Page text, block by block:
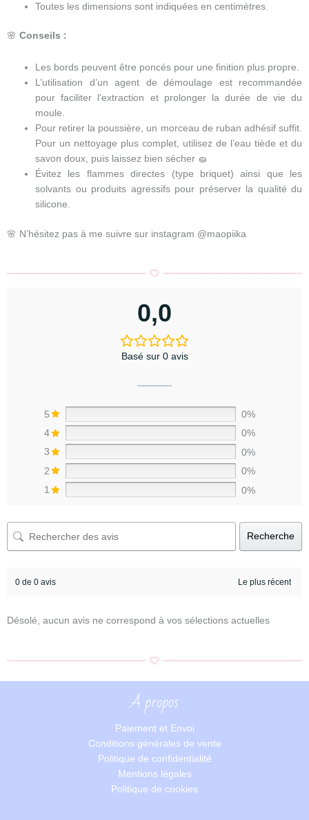
Toutes les dimensions sont indiquées en centimètres.
🌸 Conseils :
Les bords peuvent être poncés pour une finition plus propre.
L’utilisation d’un agent de démoulage est recommandée
pour faciliter l’extraction et prolonger la durée de vie du
moule.
Pour retirer la poussière, un morceau de ruban adhésif suffit.
Pour un nettoyage plus complet, utilisez de l’eau tiède et du
savon doux, puis laissez bien sécher 🧽
Évitez les flammes directes (type briquet) ainsi que les
solvants ou produits agressifs pour préserver la qualité du
silicone.
🌸 N’hésitez pas à me suivre sur instagram @maopiika
0,0
Basé sur 0 avis
5
0%
4
0%
3
0%
2
0%
1
0%
Recherche
0 de 0 avis
Désolé, aucun avis ne correspond à vos sélections actuelles
A propos
Paiement et Envoi
Conditions générales de vente
Politique de confidentialité
Mentions légales
Politique de cookies